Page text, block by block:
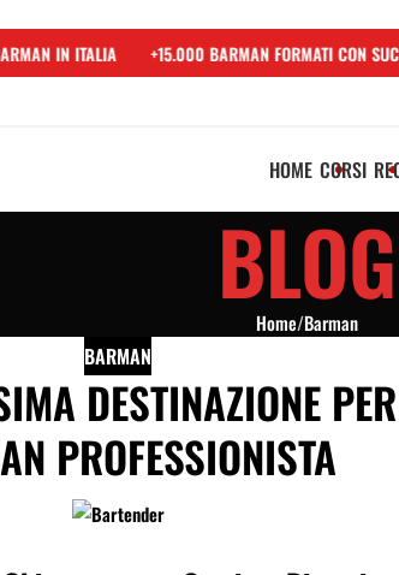
IN ITALIA +15.000 BARMAN FORMATI CON
HOME CORSI
BLOG
Home/Barman
BARMAN
DESTINAZIONE
PROFESSIONISTA